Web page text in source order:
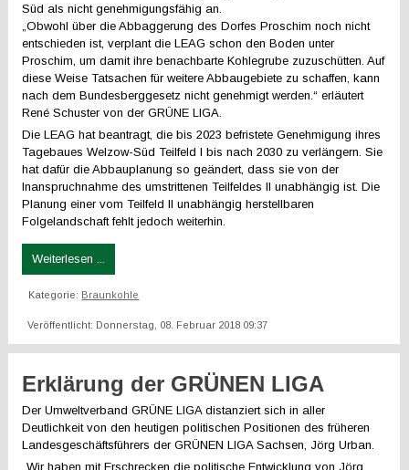
Süd als nicht genehmigungsfähig an.
„Obwohl über die Abbaggerung des Dorfes Proschim noch nicht
entschieden ist, verplant die LEAG schon den Boden unter
Proschim, um damit ihre benachbarte Kohlegrube zuzuschütten. Auf
diese Weise Tatsachen für weitere Abbaugebiete zu schaffen, kann
nach dem Bundesberggesetz nicht genehmigt werden.“ erläutert
René Schuster von der GRÜNE LIGA.
Die LEAG hat beantragt, die bis 2023 befristete Genehmigung ihres
Tagebaues Welzow-Süd Teilfeld I bis nach 2030 zu verlängern. Sie
hat dafür die Abbauplanung so geändert, dass sie von der
Inanspruchnahme des umstrittenen Teilfeldes II unabhängig ist. Die
Planung einer vom Teilfeld II unabhängig herstellbaren
Folgelandschaft fehlt jedoch weiterhin.
Weiterlesen ...
Kategorie: Braunkohle
Veröffentlicht: Donnerstag, 08. Februar 2018 09:37
Erklärung der GRÜNEN LIGA
Der Umweltverband GRÜNE LIGA distanziert sich in aller
Deutlichkeit von den heutigen politischen Positionen des früheren
Landesgeschäftsführers der GRÜNEN LIGA Sachsen, Jörg Urban.
„Wir haben mit Erschrecken die politische Entwicklung von Jörg